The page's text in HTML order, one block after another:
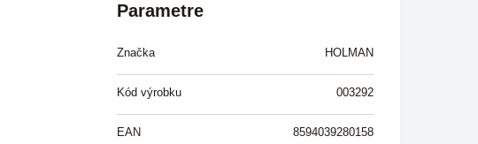
Parametre
Značka HOLMAN
Kód výrobku 003292
EAN 8594039280158